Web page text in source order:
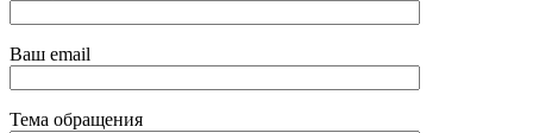
Ваш email
Тема обращения